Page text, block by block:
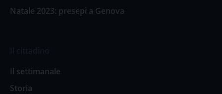
Natale 2023: presepi a Genova
Il settimanale
Storia